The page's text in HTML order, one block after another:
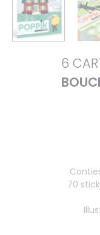
6
70